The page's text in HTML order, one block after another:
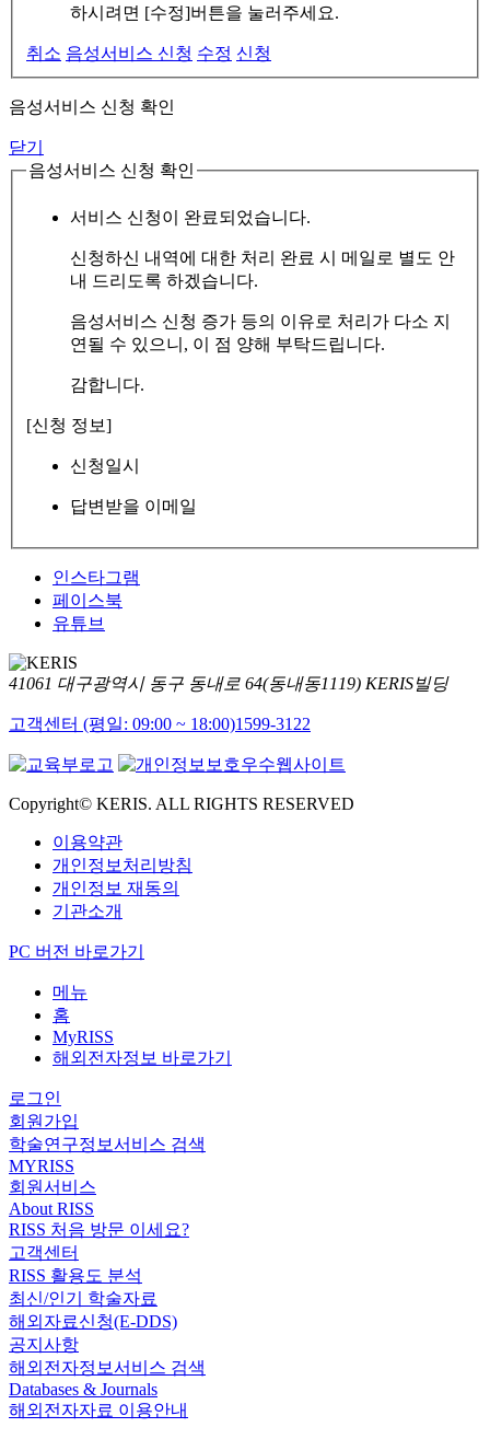
하시려면 [수정]버튼을 눌러주세요.
취소 음성서비스 신청 수정 신청
음성서비스 신청 확인
닫기
음성서비스 신청 확인
서비스 신청이 완료되었습니다.
신청하신 내역에 대한 처리 완료 시 메일로 별도 안
내 드리도록 하겠습니다.
음성서비스 신청 증가 등의 이유로 처리가 다소 지
연될 수 있으니, 이 점 양해 부탁드립니다.
감합니다.
[신청 정보]
신청일시
답변받을 이메일
인스타그램
페이스북
유튜브
41061 대구광역시 동구 동내로 64(동내동1119) KERIS빌딩
고객센터 (평일: 09:00 ~ 18:00)1599-3122
Copyright© KERIS. ALL RIGHTS RESERVED
이용약관
개인정보처리방침
개인정보 재동의
기관소개
PC 버전 바로가기
메뉴
홈
MyRISS
해외전자정보 바로가기
로그인
회원가입
학술연구정보서비스 검색
MYRISS
회원서비스
About RISS
RISS 처음 방문 이세요?
고객센터
RISS 활용도 분석
최신/인기 학술자료
해외자료신청(E-DDS)
공지사항
해외전자정보서비스 검색
Databases & Journals
해외전자자료 이용안내